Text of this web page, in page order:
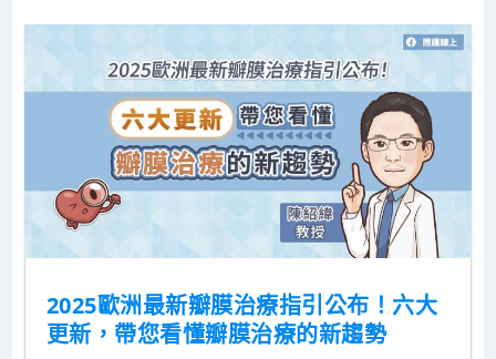
2025歐洲最新瓣膜治療指引公布！六大
更新，帶您看懂瓣膜治療的新趨勢